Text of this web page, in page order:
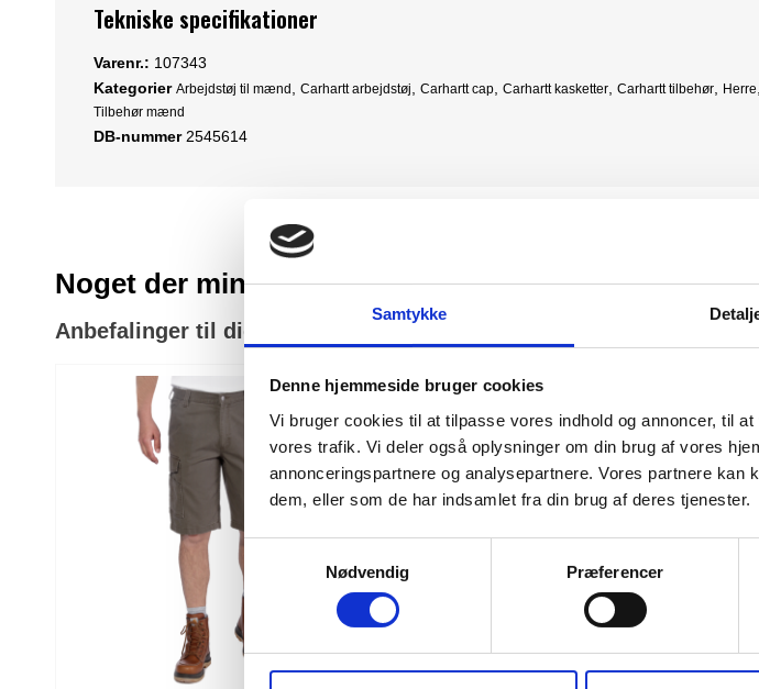
Samtykke
Denne hjemmeside bruger cookies
Vi bruger cookies til at tilpasse vores indhold og annoncer, til
vores trafik. Vi deler også oplysninger om din brug af vores
annonceringspartnere og analysepartnere. Vores partnere
dem, eller som de har indsamlet fra din brug af deres tjenester.
Samtykkevalg
Nødvendig
Præferencer
Tekniske specifikationer
Varenr.: 107343
Kategorier Arbejdstøj til mænd Carhartt arbejdstøj Carhartt cap Carhartt kasketter Carhartt tilbehør Herre
Tilbehør mænd
DB-nummer2545614
Noget der minder om
Anbefalinger til dig